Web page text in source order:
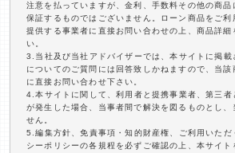
注意を払っていますが、金利、手数料その他の商品
保証するものではございません。ローン商品をご利
提供する事業者に直接お問い合わせの上、商品詳細
い。
3.当社及び当社アドバイザーでは、本サイトに掲載
についてのご質問には回答致しかねますので、当
に直接お問い合わせ下さい。
4.本サイトに関して、利用者と提携事業者、第三者
が発生した場合、当事者間で解決を図るものとし、
せん。
5.編集方針、免責事項・知的財産権、ご利用いただ
シーポリシーの各規程を必ずご確認の上、本サイト